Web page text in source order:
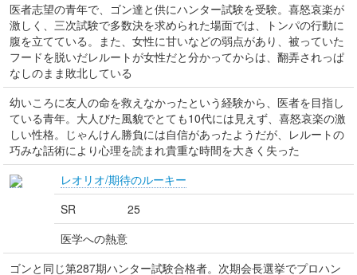
医者志望の青年で、ゴン達と供にハンター試験を受験。喜怒哀楽が
激しく、三次試験で多数決を求められた場面では、トンパの行動に
腹を立てている。また、女性に甘いなどの弱点があり、被っていた
フードを脱いだレルートが女性だと分かってからは、翻弄されっぱ
なしのまま敗北している
幼いころに友人の命を救えなかったという経験から、医者を目指し
ている青年。大人びた風貌でとても10代には見えず、喜怒哀楽の激
しい性格。じゃんけん勝負には自信があったようだが、レルートの
巧みな話術により心理を読まれ貴重な時間を大きく失った
レオリオ/期待のルーキー
SR
25
医学への熱意
ゴンと同じ第287期ハンター試験合格者。次期会長選挙でプロハン